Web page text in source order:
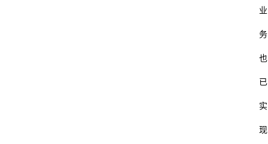
业
务
也
已
实
现